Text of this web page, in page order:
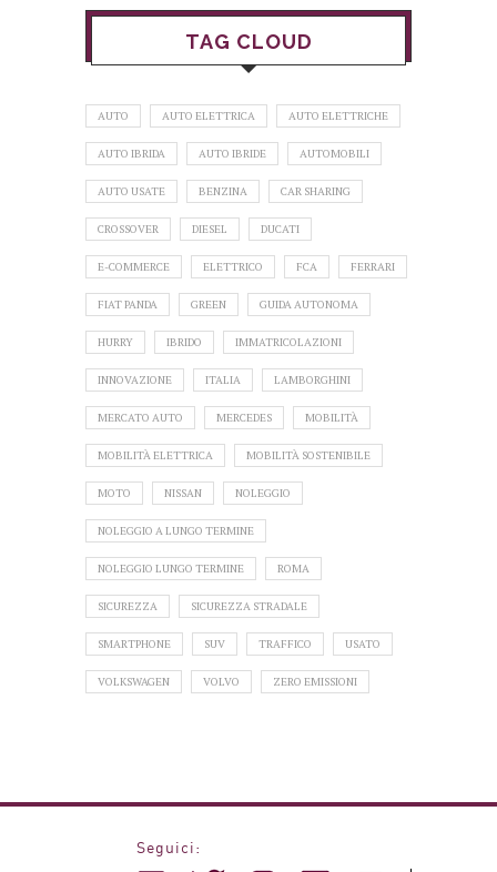
TAG CLOUD
AUTO AUTO ELETTRICA AUTO ELETTRICHE
AUTO IBRIDA AUTO IBRIDE AUTOMOBILI
AUTO USATE BENZINA CAR SHARING
CROSSOVER DIESEL DUCATI
E-COMMERCE ELETTRICO FCA FERRARI
FIAT PANDA GREEN GUIDA AUTONOMA
HURRY IBRIDO IMMATRICOLAZIONI
INNOVAZIONE ITALIA LAMBORGHINI
MERCATO AUTO MERCEDES MOBILITÀ
MOBILITÀ ELETTRICA MOBILITÀ SOSTENIBILE
MOTO NISSAN NOLEGGIO
NOLEGGIO A LUNGO TERMINE
NOLEGGIO LUNGO TERMINE ROMA
SICUREZZA SICUREZZA STRADALE
SMARTPHONE SUV TRAFFICO USATO
VOLKSWAGEN VOLVO ZERO EMISSIONI
Seguici: